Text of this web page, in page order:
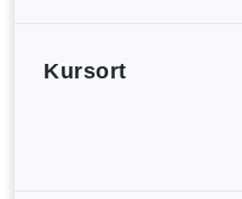
Kursort